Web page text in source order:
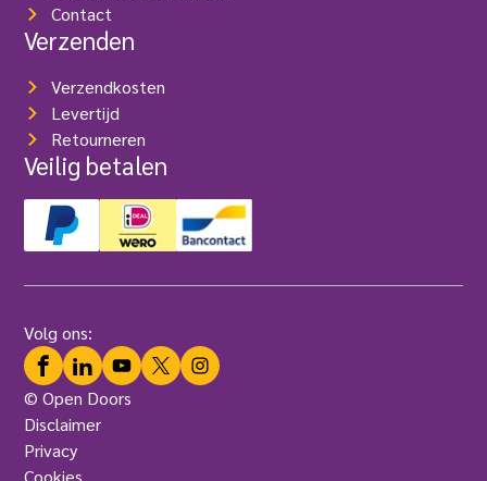
Contact
Verzenden
Verzendkosten
Levertijd
Retourneren
Veilig betalen
© Open Doors
Disclaimer
Privacy
Cookies
Volg ons:
Facebook
LinkedInYouTube
TwitterInstagram